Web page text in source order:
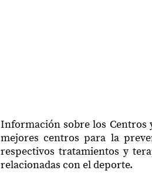
Información sobre los Centros
mejores centros para la
respectivos tratamientos y
relacionadas con el deporte.